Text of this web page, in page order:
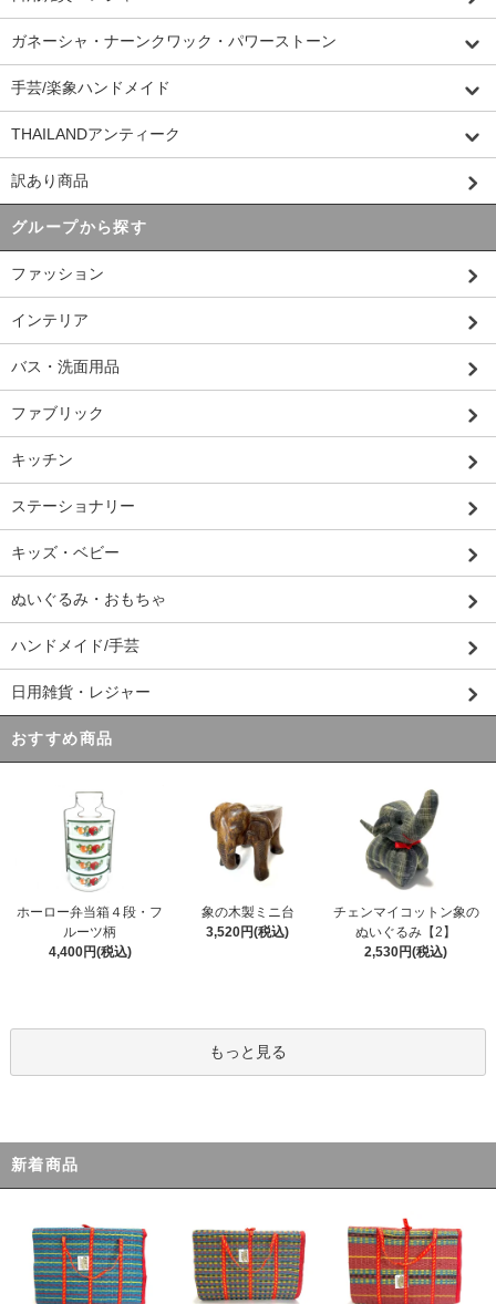
ガネーシャ・ナーンクワック・パワーストーン
手芸/楽象ハンドメイド
THAILANDアンティーク
訳あり商品
グループから探す
ファッション
インテリア
バス・洗面用品
ファブリック
キッチン
ステーショナリー
キッズ・ベビー
ぬいぐるみ・おもちゃ
ハンドメイド/手芸
日用雑貨・レジャー
おすすめ商品
ホーロー弁当箱４段・フ
ルーツ柄
4,400円(税込)
象の木製ミニ台
3,520円(税込)
チェンマイコットン象の
ぬいぐるみ【2】
2,530円(税込)
もっと見る
新着商品